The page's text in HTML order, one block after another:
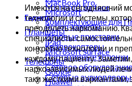
MacBook Pro
Microsoft
Комплектующие для
Планшеты
iPad
Microsoft Surface
Телефоны
Google
Huawei
Microsoft Surface
Гаджеты
Action-камеры
Игровые приставки
Квадрокоптеры
Портативные колонки
Сетевое
Сетевые аудиоплееры
Имеются на сегодняшний
технологии и системы,
преодолеть наркоманию.
специалисты
конкретно технологии и
каждому пациенту.
наркозависимых людей
таки жесткими вариантами,